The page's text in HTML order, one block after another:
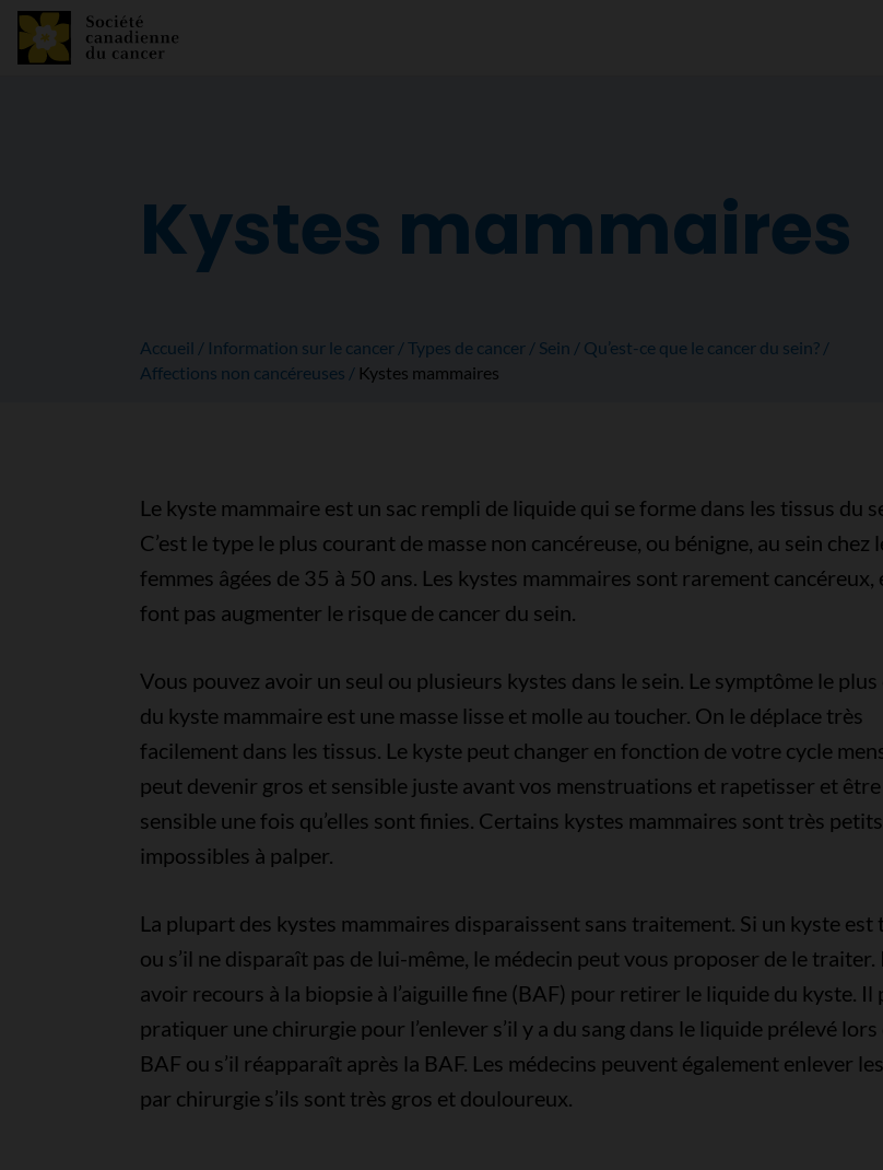
Kystes mammaires
Accueil Information sur le cancer Types de cancer Sein
Qu’est-ce que le cancer du sein?
Affections non cancéreuses
Kystes mammaires
Le kyste mammaire est un sac rempli de liquide qui se forme dans les tissus du
C’est le type le plus courant de masse non cancéreuse, ou bénigne, au sein chez
femmes âgées de 35 à 50 ans. Les kystes mammaires sont rarement cancéreux,
font pas augmenter le risque de cancer du sein.
Vous pouvez avoir un seul ou plusieurs kystes dans le sein. Le symptôme le
du kyste mammaire est une masse lisse et molle au toucher. On le déplace très
facilement dans les tissus. Le kyste peut changer en fonction de votre cycle
peut devenir gros et sensible juste avant vos menstruations et rapetisser et
sensible une fois qu’elles sont finies. Certains kystes mammaires sont très
impossibles à palper.
La plupart des kystes mammaires disparaissent sans traitement. Si un kyste est
ou s’il ne disparaît pas de lui-même, le médecin peut vous proposer de le traiter.
avoir recours à la biopsie à l’aiguille fine (BAF) pour retirer le liquide du kyste. Il
pratiquer une chirurgie pour l’enlever s’il y a du sang dans le liquide prélevé lors
BAF ou s’il réapparaît après la BAF. Les médecins peuvent également enlever
par chirurgie s’ils sont très gros et douloureux.